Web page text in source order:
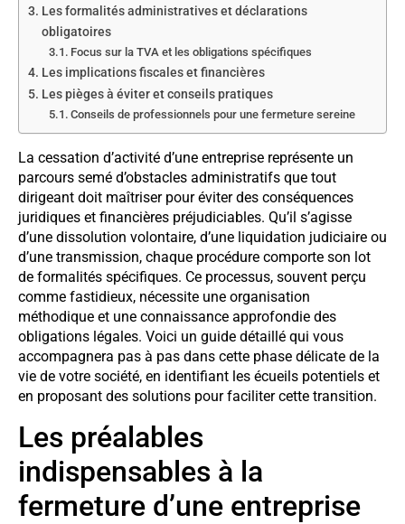
Les formalités administratives et déclarations
obligatoires
Focus sur la TVA et les obligations spécifiques
Les implications fiscales et financières
Les pièges à éviter et conseils pratiques
Conseils de professionnels pour une fermeture sereine
La cessation d’activité d’une entreprise représente un
parcours semé d’obstacles administratifs que tout
dirigeant doit maîtriser pour éviter des conséquences
juridiques et financières préjudiciables. Qu’il s’agisse
d’une dissolution volontaire, d’une liquidation judiciaire ou
d’une transmission, chaque procédure comporte son lot
de formalités spécifiques. Ce processus, souvent perçu
comme fastidieux, nécessite une organisation
méthodique et une connaissance approfondie des
obligations légales. Voici un guide détaillé qui vous
accompagnera pas à pas dans cette phase délicate de la
vie de votre société, en identifiant les écueils potentiels et
en proposant des solutions pour faciliter cette transition.
Les préalables
indispensables à la
fermeture d’une entreprise